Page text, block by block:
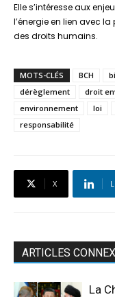
Elle s’intéresse aux
l’énergie en lien avec
des droits humains.
MOTS-CLÉS BCH
dérèglement
droit
environnement
loi
responsabilité
X
ARTICLES
La